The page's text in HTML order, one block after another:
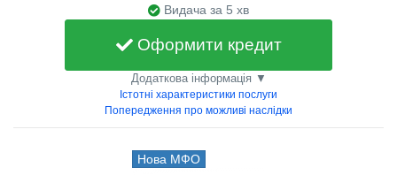
Видача за 5 хв
Оформити кредит
Додаткова інформація ▼
Істотні характеристики послуги
Попередження про можливі наслідки
Нова МФО